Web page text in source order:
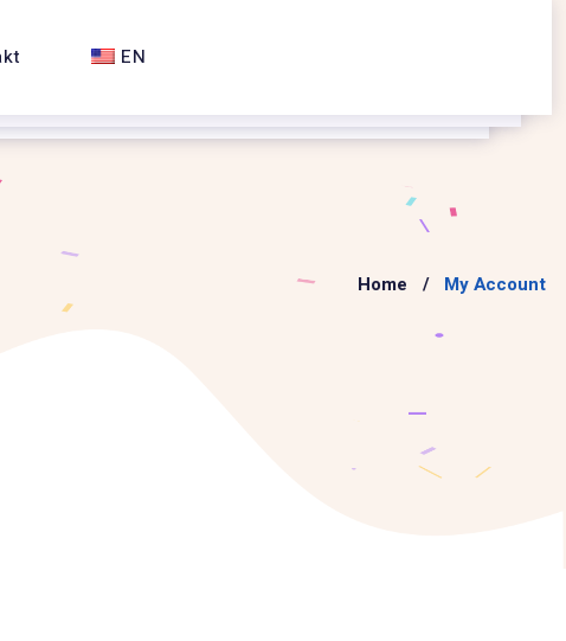
EN
Home My Account